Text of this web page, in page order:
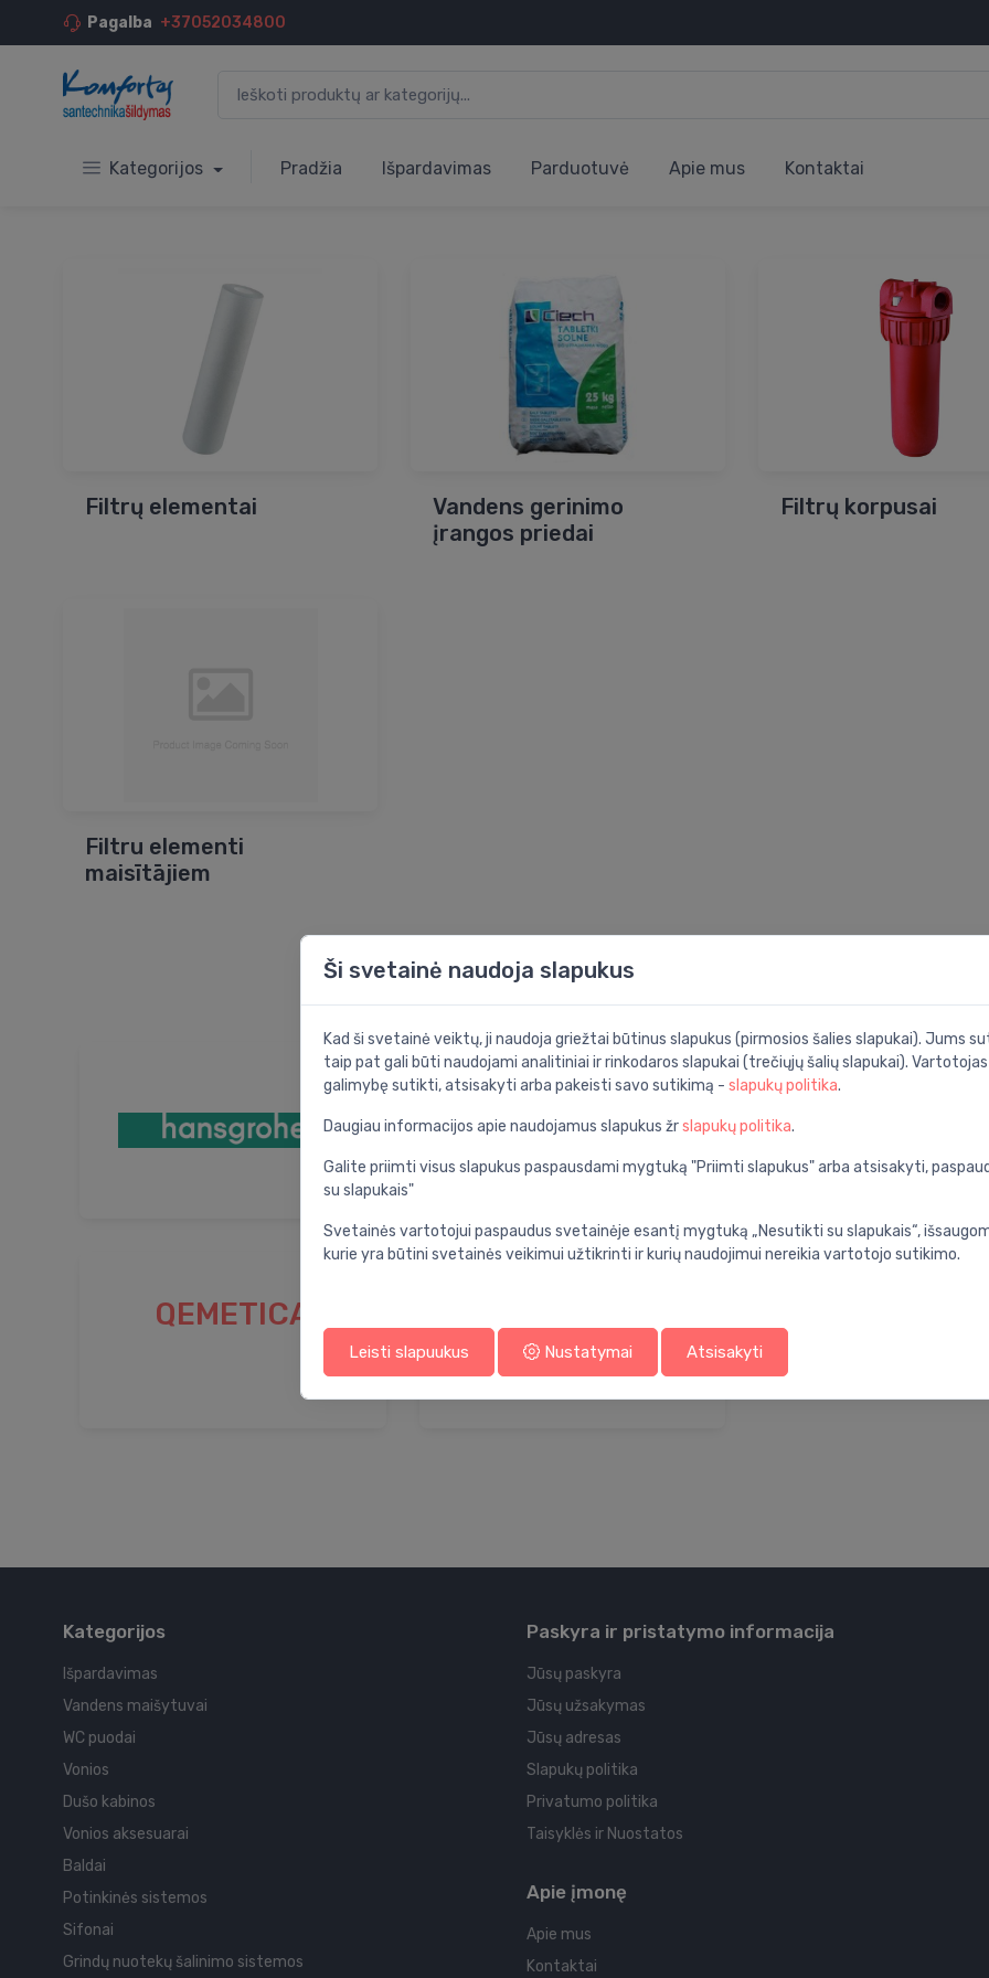
Pagalba +37052034800
Kategorijos Pradžia Išpardavimas Parduotuvė Apie mus Kontaktai
Filtrų elementai
Vandens gerinimo
įrangos priedai
Filtrų korpusai
Filtru elementi
maisītājiem
Pirkimas pagal prekės ženklą
QEMETICA
Kategorijos
Išpardavimas
Vandens maišytuvai
WC puodai
Vonios
Dušo kabinos
Vonios aksesuarai
Baldai
Potinkinės sistemos
Sifonai
Grindų nuotekų šalinimo sistemos
Paskyra ir pristatymo informacija
Jūsų paskyra
Jūsų užsakymas
Jūsų adresas
Slapukų politika
Privatumo politika
Taisyklės ir Nuostatos
Apie įmonę
Apie mus
Kontaktai
Ši svetainė naudoja slapukus
Kad ši svetainė veiktų, ji naudoja griežtai būtinus slapukus (pirmosios šalies slapukai). Jums
taip pat gali būti naudojami analitiniai ir rinkodaros slapukai (trečiųjų šalių slapukai).
galimybę sutikti, atsisakyti arba pakeisti savo sutikimą - slapukų politika.
Daugiau informacijos apie naudojamus slapukus žrslapukų politika.
Galite priimti visus slapukus paspausdami mygtuką "Priimti slapukus" arba atsisakyti,
su slapukais"
Svetainės vartotojui paspaudus svetainėje esantį mygtuką „Nesutikti su slapukais“,
kurie yra būtini svetainės veikimui užtikrinti ir kurių naudojimui nereikia vartotojo sutikimo.
Leisti slapuukus Nustatymai Atsisakyti